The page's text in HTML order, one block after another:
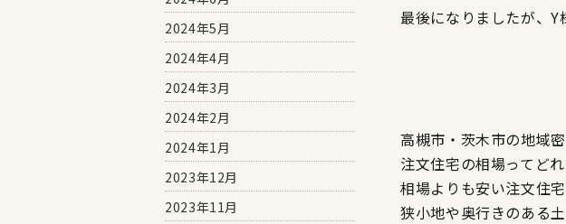
最後になりましたが、Y
高槻市・茨木市の地域
注文住宅の相場ってど
相場よりも安い注文住
狭小地や奥行きのある
2024年5月
2024年4月
2024年3月
2024年2月
2024年1月
2023年12月
2023年11月